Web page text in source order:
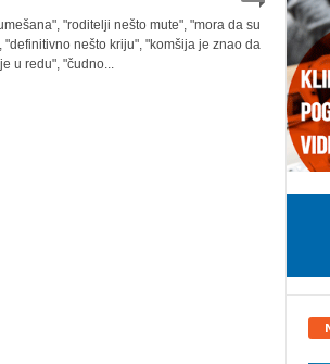
"roditelji nešto mute", "mora da su
"definitivno nešto kriju", "komšija je znao da
u redu", "čudno...